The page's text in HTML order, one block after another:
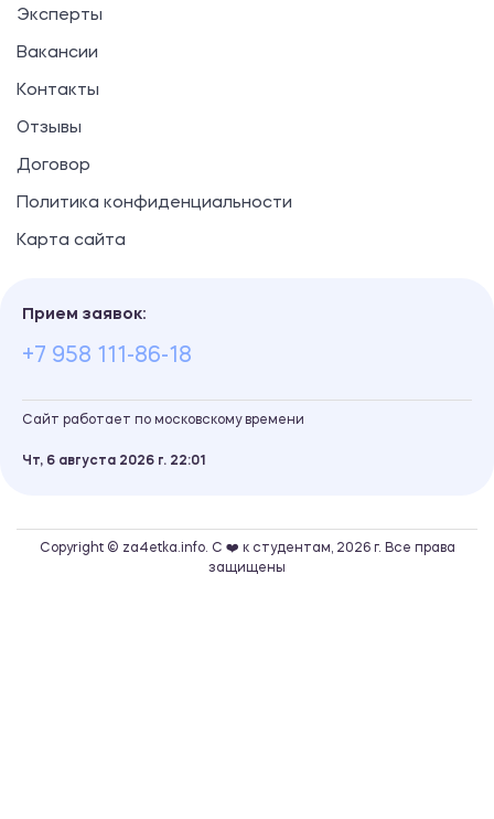
Эксперты
Вакансии
Контакты
Отзывы
Договор
Политика конфиденциальности
Карта сайта
Прием заявок:
+7 958 111-86-18
Сайт работает по московскому времени
Чт, 6 августа 2026 г. 22 01
Copyright © za4etka.info. С ❤️ к студентам, 2026 г. Все права
защищены